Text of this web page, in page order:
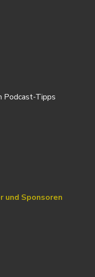
Podcast-Tipps
und Sponsoren